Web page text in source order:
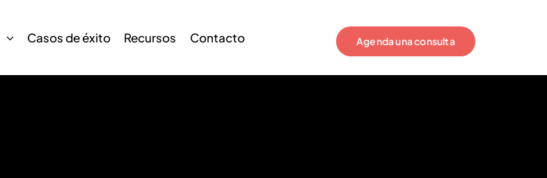
Casos de éxito Recursos Contacto Agenda una consulta